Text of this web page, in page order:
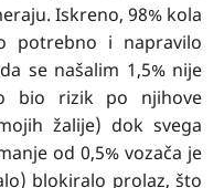
Iskreno, 98% kola
potrebno i napravilo
se našalim 1,5% nije
bio rizik po njihove
žalije) dok svega
od 0,5% vozača je
blokiralo prolaz, što